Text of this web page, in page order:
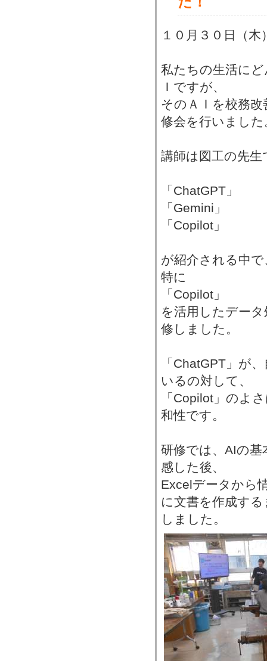
１０月３０日（木
私たちの生活に
Ｉですが、
そのＡＩを校務
修会を行いました
講師は図工の先生
「ChatGPT」
「Gemini」
「Copilot」
が紹介される中で
特に
「Copilot」
を活用したデー
修しました。
「ChatGPT」が
いるの対して、
「Copilot」のよ
和性です。
研修では、AIの
感した後、
Excelデータから
に文書を作成す
しました。